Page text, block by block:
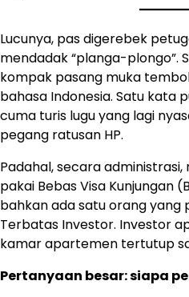
Lucunya, pas digerebek
mendadak “planga-plongo”.
kompak pasang muka
bahasa Indonesia. Satu kata
cuma turis lugu yang lagi
pegang ratusan HP.
Padahal, secara administrasi,
pakai Bebas Visa Kunjungan
bahkan ada satu orang yang
Terbatas Investor. Investor
kamar apartemen tertutup
Pertanyaan besar: siapa